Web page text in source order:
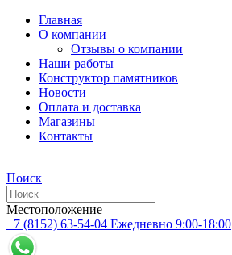
Главная
О компании
Отзывы о компании
Наши работы
Конструктор памятников
Новости
Оплата и доставка
Магазины
Контакты
Поиск
Местоположение
+7 (8152) 63-54-04 Ежедневно 9:00-18:00